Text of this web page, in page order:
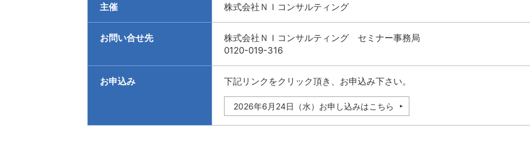
主催 株式会社ＮＩコンサルティング
お問い合せ先
株式会社ＮＩコンサルティング セミナー事務局
0120-019-316
お申込み 下記リンクをクリック頂き、お申込み下さい。
2026年6月24日（水）お申し込みはこちら